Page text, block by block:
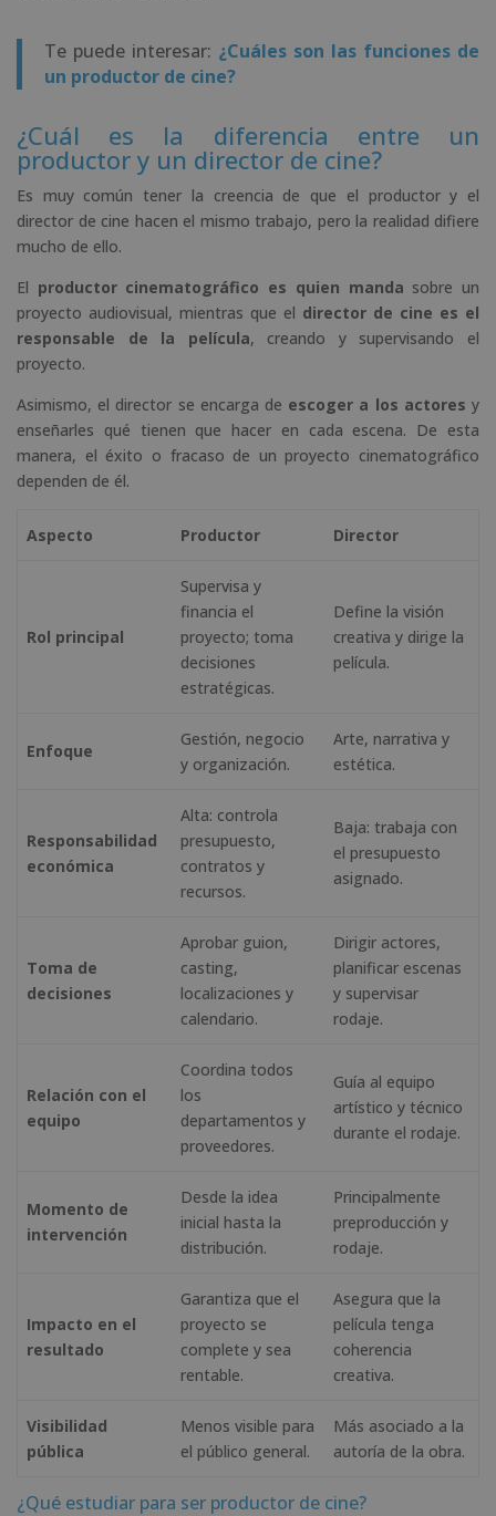
Te puede interesar: ¿Cuáles son las funciones de
un productor de cine?
¿Cuál es la diferencia entre un
productor y un director de cine?
Es muy común tener la creencia de que el productor y el
director de cine hacen el mismo trabajo, pero la realidad difiere
mucho de ello.
El productor cinematográfico es quien manda sobre un
proyecto audiovisual, mientras que el director de cine es el
responsable de la película, creando y supervisando el
proyecto.
Asimismo, el director se encarga de escoger a los actoresy
enseñarles qué tienen que hacer en cada escena. De esta
manera, el éxito o fracaso de un proyecto cinematográfico
dependen de él.
Aspecto Productor Director
Rol principal
Supervisa y
financia el
proyecto; toma
decisiones
estratégicas.
Define la visión
creativa y dirige la
película.
Enfoque
Gestión, negocio
y organización.
Arte, narrativa y
estética.
Responsabilidad
económica
Alta: controla
presupuesto,
contratos y
recursos.
Baja: trabaja con
el presupuesto
asignado.
Toma de
decisiones
Aprobar guion,
casting,
localizaciones y
calendario.
Dirigir actores,
planificar escenas
y supervisar
rodaje.
Relación con el
equipo
Coordina todos
los
departamentos y
proveedores.
Guía al equipo
artístico y técnico
durante el rodaje.
Momento de
intervención
Desde la idea
inicial hasta la
distribución.
Principalmente
preproducción y
rodaje.
Impacto en el
resultado
Garantiza que el
proyecto se
complete y sea
rentable.
Asegura que la
película tenga
coherencia
creativa.
Visibilidad
pública
Menos visible para
el público general.
Más asociado a la
autoría de la obra.
¿Qué estudiar para ser productor de cine?